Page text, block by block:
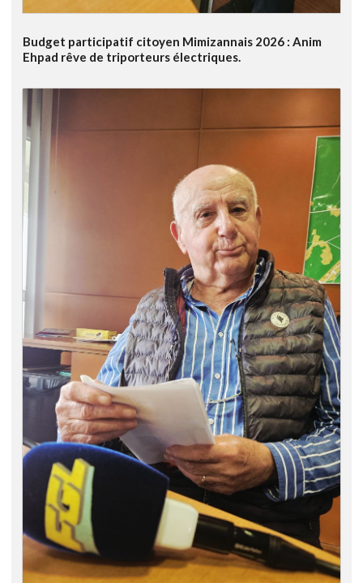
Budget participatif citoyen Mimizannais 2026 : Anim
Ehpad rêve de triporteurs électriques.